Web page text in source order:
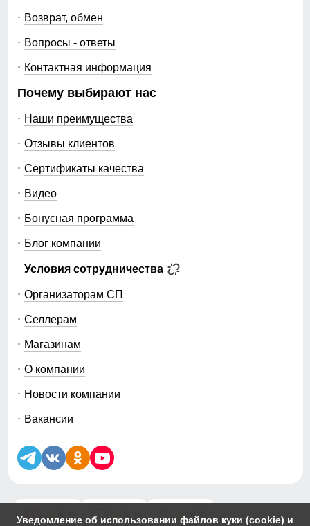
Уведомление об использовании файлов куки (cookie) и
Возврат, обмен
Вопросы - ответы
Контактная информация
Почему выбирают нас
Наши преимущества
Отзывы клиентов
Сертификаты качества
Видео
Бонусная программа
Блог компании
Условия сотрудничества
Организаторам СП
Селлерам
Магазинам
О компании
Новости компании
Вакансии
5.0 5.0 5.0